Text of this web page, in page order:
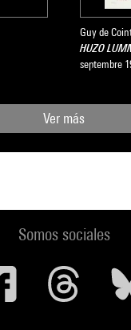
Guy de
HUZO
septembre
Ver más
Somos sociales